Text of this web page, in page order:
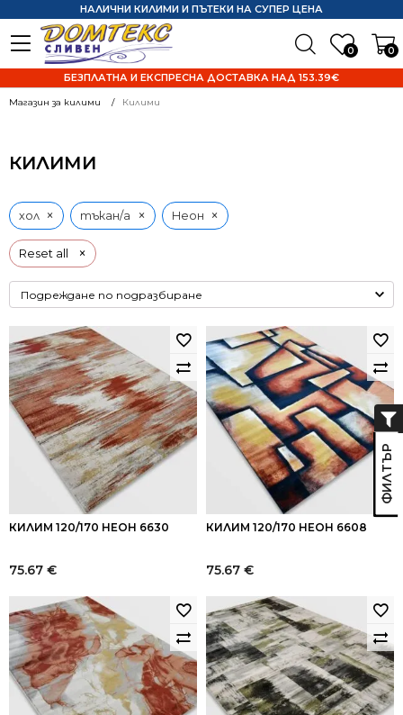
0 0
НАЛИЧНИ КИЛИМИ И ПЪТЕКИ НА СУПЕР ЦЕНА
БЕЗПЛАТНА И ЕКСПРЕСНА ДОСТАВКА НАД 153.39€
Магазин за килими Килими
КИЛИМИ
Reset all ×
хол × тъкан/а × Неон ×
КИЛИМ 120/170 НЕОН 6630
75.67 €
КИЛИМ 120/170 НЕОН 6608
75.67 €